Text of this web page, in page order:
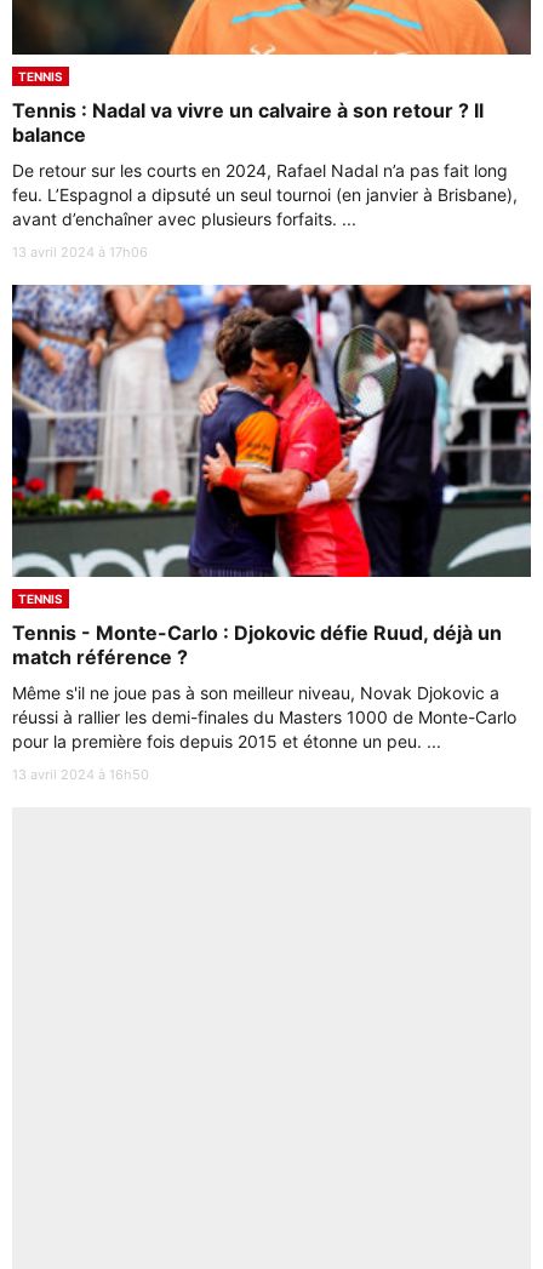
TENNIS
Tennis : Nadal va vivre un calvaire à son retour ? Il
balance
De retour sur les courts en 2024, Rafael Nadal n’a pas fait long
feu. L’Espagnol a dipsuté un seul tournoi (en janvier à Brisbane),
avant d’enchaîner avec plusieurs forfaits. ...
13 avril 2024 à 17h06
TENNIS
Tennis - Monte-Carlo : Djokovic défie Ruud, déjà un
match référence ?
Même s'il ne joue pas à son meilleur niveau, Novak Djokovic a
réussi à rallier les demi-finales du Masters 1000 de Monte-Carlo
pour la première fois depuis 2015 et étonne un peu. ...
13 avril 2024 à 16h50